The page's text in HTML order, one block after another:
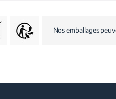
Nos emballages